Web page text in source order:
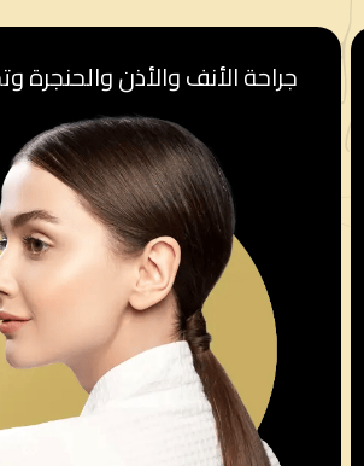
قسم أمراض النساء